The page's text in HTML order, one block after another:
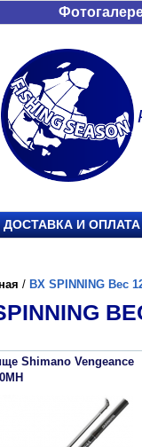
ДОСТАВКА И ОПЛАТА
/ BX SPINNING Вес
Shimano Vengeance